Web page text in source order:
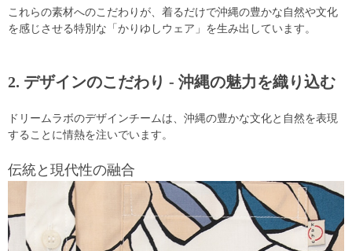
これらの素材へのこだわりが、着るだけで沖縄の豊かな自然や文化
を感じさせる特別な「かりゆしウェア」を生み出しています。
2. デザインのこだわり - 沖縄の魅力を織り込む
ドリームラボのデザインチームは、沖縄の豊かな文化と自然を表現
することに情熱を注いでいます。
伝統と現代性の融合